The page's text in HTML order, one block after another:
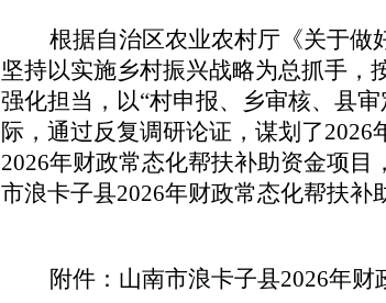
根据自治区农业农村厅《关于做好
坚持以实施乡村振兴战略为总抓手，
强化担当，以“村申报、乡审核、县
际，通过反复调研论证，谋划了
2026年财政常态化帮扶补助资金项
市浪卡子县2026年财政常态化帮扶补
附件：山南市浪卡子县2026年财